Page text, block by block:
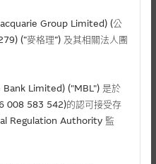
Group Limited) (公
(”麥格理”) 及其相關法人團
Bank Limited) ("MBL") 是於
008 583 542)的認可接受存
Regulation Authority 監